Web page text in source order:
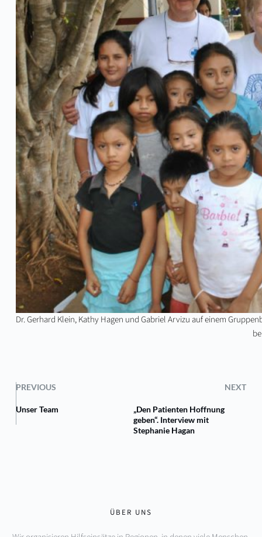
Dr. Gerhard Klein, Kathy Hagen und Gabriel Arvizu auf einem
PREVIOUS NEXT
Unser Team
„Den Patienten Hoffnung
geben“. Interview mit
Stephanie Hagan
ÜBER UNS